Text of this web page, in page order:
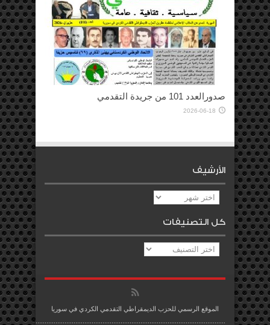
صدورالعدد 101 من جريدة التقدمي
2026-06-18
الأرشيف
الأرشيف
كل التصنيفات
كل
التصنيفات
الموقع الرسمي للحزب الديمقراطي التقدمي الكردي في سوريا